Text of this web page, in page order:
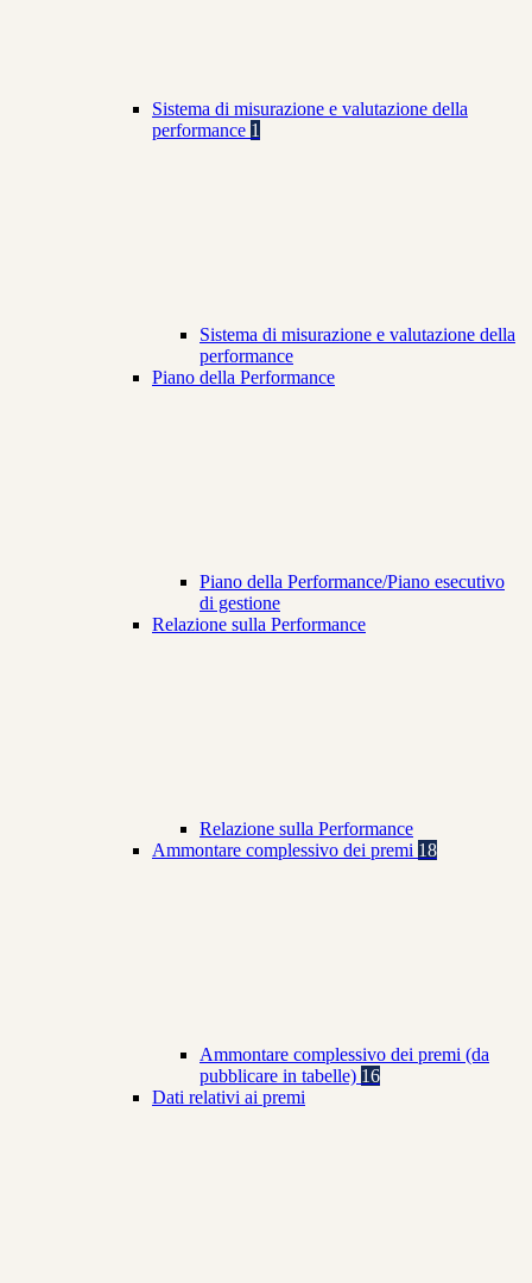
Sistema di misurazione e valutazione della
performance 1
Sistema di misurazione e valutazione della
performance
Piano della Performance
Piano della Performance/Piano esecutivo
di gestione
Relazione sulla Performance
Relazione sulla Performance
Ammontare complessivo dei premi 18
Ammontare complessivo dei premi (da
pubblicare in tabelle) 16
Dati relativi ai premi